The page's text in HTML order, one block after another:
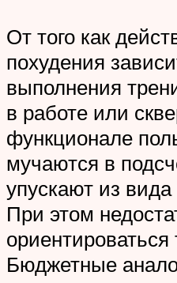
От того как
похудения
выполнения
в работе или
функционале
мучаются в
упускают из
При этом
ориентироваться
Бюджетные